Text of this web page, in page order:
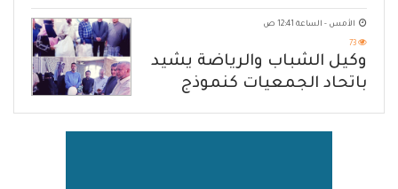
الهجوم الإرهابي الحوثي والرد
الحازم على مصدر التهديد
الأمس - الساعة 12:41 ص
73
وكيل الشباب والرياضة يشيد
باتحاد الجمعيات كنموذج